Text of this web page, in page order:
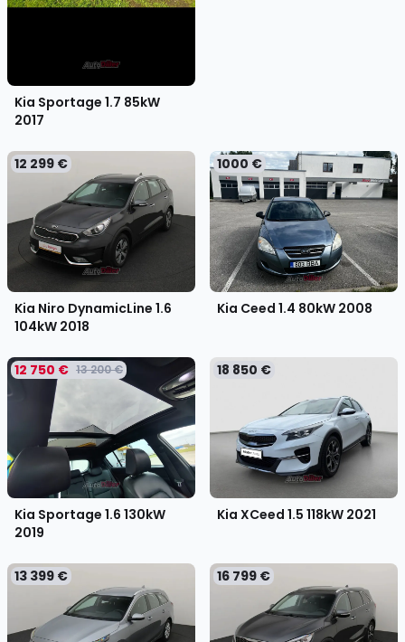
Kia Sportage 1.7 85kW
2017
12 299 €
Kia Niro DynamicLine 1.6
104kW 2018
1000 €
Kia Ceed 1.4 80kW 2008
12 750 € 13 200 €
Kia Sportage 1.6 130kW
2019
18 850 €
Kia XCeed 1.5 118kW 2021
13 399 € 16 799 €